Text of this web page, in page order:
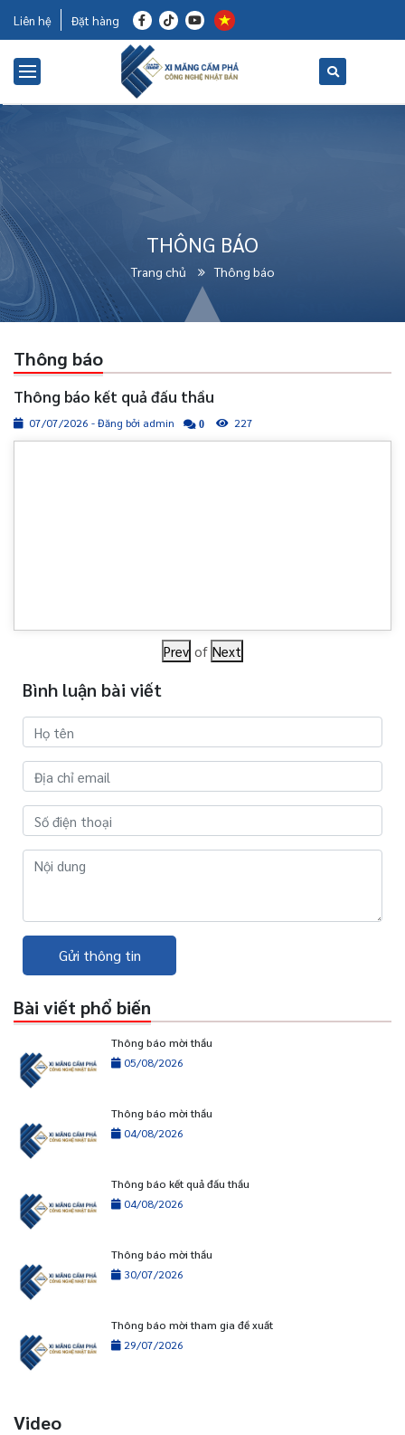
Liên hệ Đặt hàng
THÔNG BÁO
Trang chủ Thông báo
Thông báo
Thông báo kết quả đấu thầu
07/07/2026 - Đăng bởi admin 0 227
Prev of Next
Bình luận bài viết
Gửi thông tin
Bài viết phổ biến
Thông báo mời thầu
05/08/2026
Thông báo mời thầu
04/08/2026
Thông báo kết quả đấu thầu
04/08/2026
Thông báo mời thầu
30/07/2026
Thông báo mời tham gia đề xuất
29/07/2026
Video